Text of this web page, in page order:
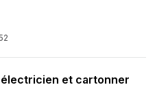
et cartonner